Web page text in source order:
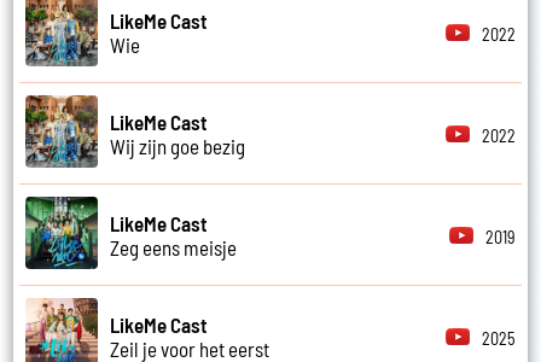
LikeMe Cast
Wie
2022
LikeMe Cast
Wij zijn goe bezig
2022
LikeMe Cast
Zeg eens meisje
2019
LikeMe Cast
Zeil je voor het eerst
2025